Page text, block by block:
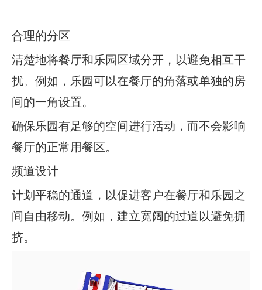
合理的分区
清楚地将餐厅和乐园区域分开，以避免相互干
扰。例如，乐园可以在餐厅的角落或单独的房
间的一角设置。
确保乐园有足够的空间进行活动，而不会影响
餐厅的正常用餐区。
频道设计
计划平稳的通道，以促进客户在餐厅和乐园之
间自由移动。例如，建立宽阔的过道以避免拥
挤。